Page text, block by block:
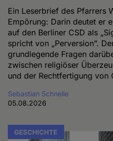
Ein Leserbrief des Pfarrers
Empörung: Darin deutet er
auf den Berliner CSD als
spricht von „Perversion”.
grundlegende Fragen
zwischen religiöser
und der Rechtfertigung von
Sebastian Schnelle
05.08.2026
GESCHICHTE